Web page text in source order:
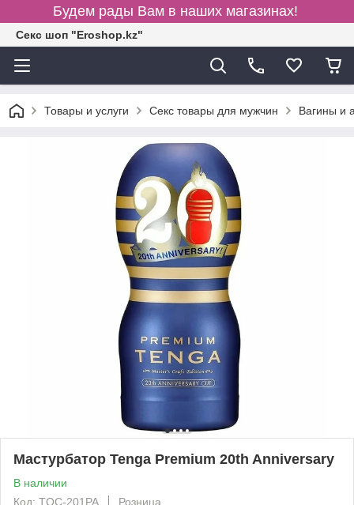
Будем рады Вам в наших магазинах!
Секс шоп "Eroshop.kz"
Товары и услуги Секс товары для мужчин Вагины и
Мастурбатор Tenga Premium 20th Anniversary
В наличии
Код: TOC-201PA
Розница